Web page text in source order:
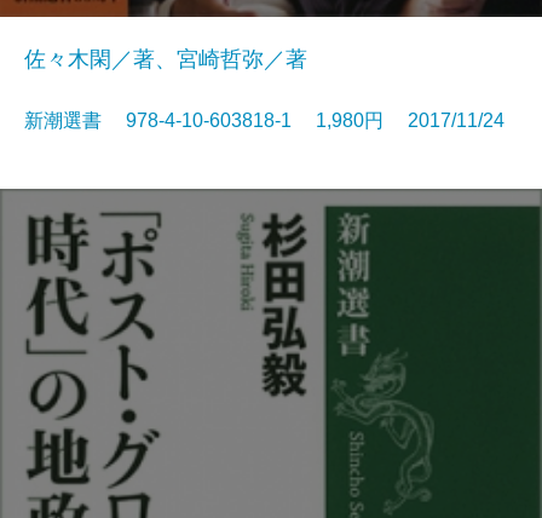
佐々木閑／著、宮崎哲弥／著
新潮選書 978-4-10-603818-1 1,980円 2017/11/24